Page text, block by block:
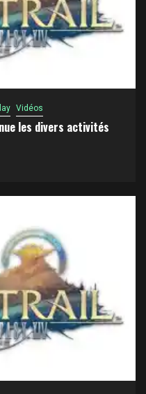
Vidéos
les divers activités